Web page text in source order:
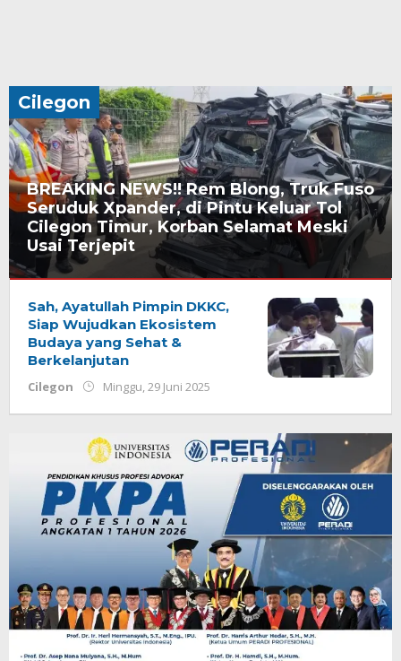
BREAKING NEWS!! Rem Blong, Truk Fuso
Seruduk Xpander, di Pintu Keluar Tol
Cilegon Timur, Korban Selamat Meski
Usai Terjepit
Cilegon
Senin,
Oktober
2025
oleh
Redaksi
Cilegon
Sah, Ayatullah Pimpin DKKC,
Siap Wujudkan Ekosistem
Budaya yang Sehat &
Berkelanjutan
Cilegon Minggu, 29 Juni 2025